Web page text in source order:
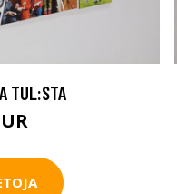
TUL:STA